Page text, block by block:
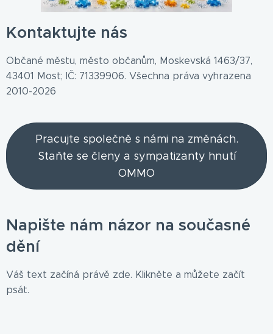
Kontaktujte nás
Občané městu, město občanům, Moskevská 1463/37,
43401 Most; IČ: 71339906. Všechna práva vyhrazena
2010-2026
Pracujte společně s námi na změnách.
Staňte se členy a sympatizanty hnutí
OMMO
Napište nám názor na současné
dění
Váš text začíná právě zde. Klikněte a můžete začít
psát.